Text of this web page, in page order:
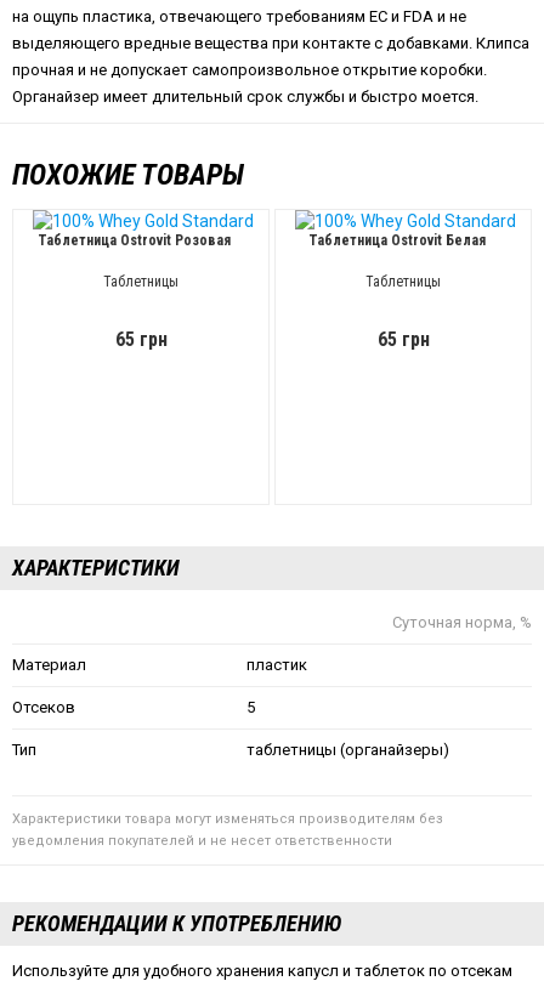
на ощупь пластика, отвечающего требованиям EC и FDA и не
выделяющего вредные вещества при контакте с добавками. Клипса
прочная и не допускает самопроизвольное открытие коробки.
Органайзер имеет длительный срок службы и быстро моется.
ПОХОЖИЕ ТОВАРЫ
Таблетница Ostrovit Розовая
Таблетницы
65 грн
Таблетница Ostrovit Белая
Таблетницы
65 грн
ХАРАКТЕРИСТИКИ
Суточная норма, %
Материал пластик
Отсеков 5
Тип таблетницы (органайзеры)
Характеристики товара могут изменяться производителям без
уведомления покупателей и не несет ответственности
РЕКОМЕНДАЦИИ К УПОТРЕБЛЕНИЮ
Используйте для удобного хранения капусл и таблеток по отсекам